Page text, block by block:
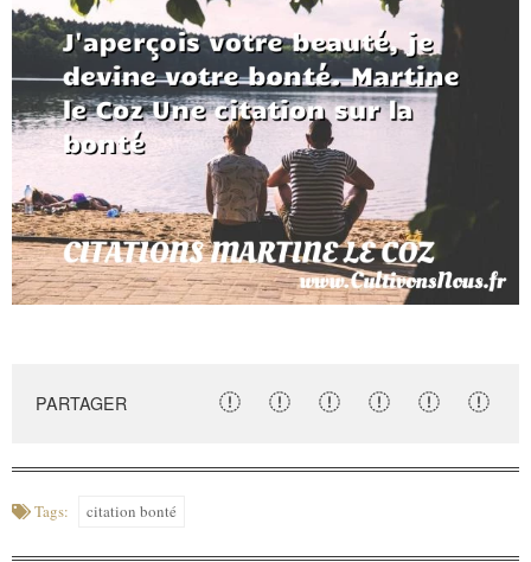
PARTAGER
Tags: citation bonté